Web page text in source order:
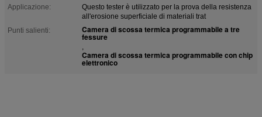
Applicazione:
Questo tester è utilizzato per la prova della resistenza
all'erosione superficiale di materiali trat
Punti salienti:
Camera di scossa termica programmabile a tre
fessure
,
Camera di scossa termica programmabile con chip
elettronico